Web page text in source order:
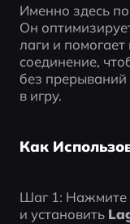
Именно здесь
Он
лаги и
соединение,
без
в игру.
Как
Шаг 1: Нажмите
и установить